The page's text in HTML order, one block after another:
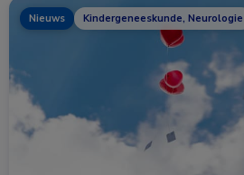
Nieuws Kindergeneeskunde, Neurologie